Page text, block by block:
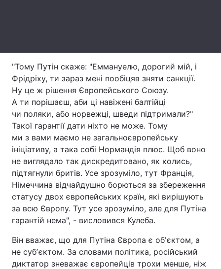
Тема оформлення
"Тому Путін скаже: "Еммануелю, дорогий мій, і
Фрідріху, ти зараз мені пообіцяв зняти санкції.
Ну це ж рішення Європейського Союзу.
А ти порішаєш, аби ці навіжені балтійці
чи поляки, або норвежці, шведи підтримали?"
Такої гарантії дати ніхто не може. Тому
ми з вами маємо не загальноєвропейську
ініціативу, а така собі Нормандія плюс. Щоб воно
не виглядало так дискредитовано, як колись,
підтягнули бритів. Усе зрозуміло, тут Франція,
Німеччина відчайдушно борються за збереження
статусу двох європейських країн, які вирішують
за всю Європу. Тут усе зрозуміло, але для Путіна
гарантій нема", - висловився Кулеба.
Він вважає, що для Путіна Європа є обʼєктом, а
не субʼєктом. За словами політика, російський
диктатор зневажає європейців трохи менше, ніж